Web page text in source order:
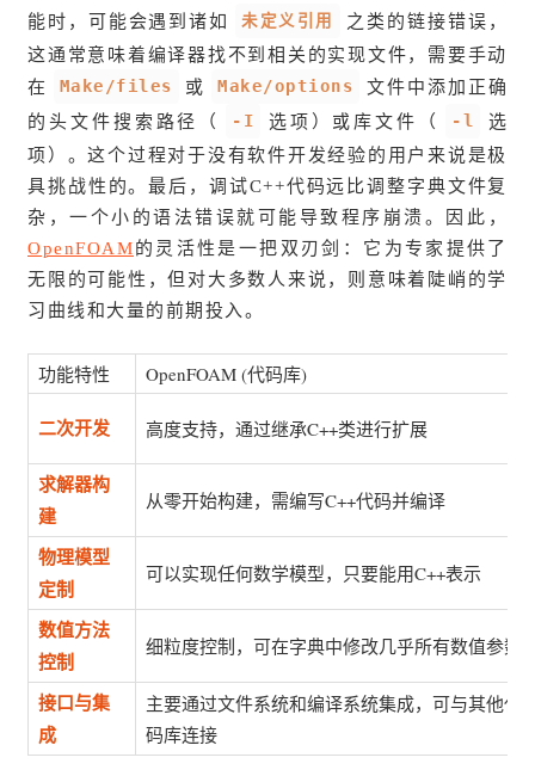
能时，可能会遇到诸如
未定义引用
之类的链接错误，
这通常意味着编译器找不到相关的实现文件，需要手动
在
Make/files 或 Make/options
文件中添加正确
的头文件搜索路径（
-I 选项）或库文件（ -l
选
项）。这个过程对于没有软件开发经验的用户来说是极
具挑战性的。最后，调试C++代码远比调整字典文件复
杂，一个小的语法错误就可能导致程序崩溃。因此，
OpenFOAM的灵活性是一把双刃剑：它为专家提供了
无限的可能性，但对大多数人来说，则意味着陡峭的学
习曲线和大量的前期投入。
功能特性 OpenFOAM (代码库)
二次开发 高度支持，通过继承C++类进行扩展
求解器构
建
从零开始构建，需编写C++代码并编译
物理模型
定制
可以实现任何数学模型，只要能用C++表示
数值方法
控制
细粒度控制，可在字典中修改几乎所有数值参数
接口与集
成
主要通过文件系统和编译系统集成，可与其他代
码库连接